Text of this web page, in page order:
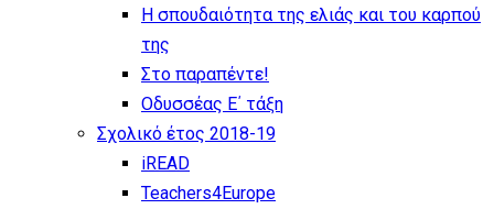
Η σπουδαιότητα της ελιάς και του καρπού
της
Στο παραπέντε!
Οδυσσέας Ε΄ τάξη
Σχολικό έτος 2018-19
iREAD
Teachers4Europe